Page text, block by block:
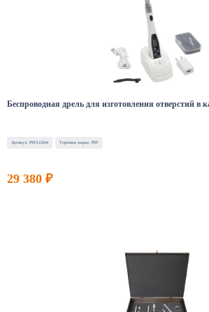
Беспроводная дрель для изготовления отверстий в
Артикул: PSTLG044 Торговая марка: PST
29 380 ₽